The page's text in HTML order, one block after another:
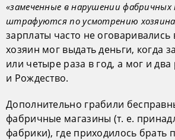
«замеченные в нарушении фабричных
штрафуются по усмотрению
зарплаты часто не оговаривались
хозяин мог выдать деньги, когда
или четыре раза в год, а мог и
и Рождество.
Дополнительно грабили
фабричные магазины (т. е.
фабрики), где приходилось брать